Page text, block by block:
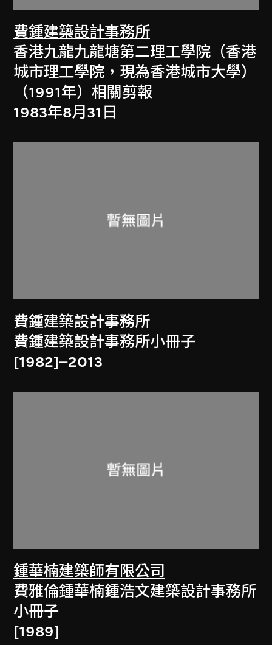
費鍾建築設計事務所
香港九龍九龍塘第二理工學院（香港
城市理工學院，現為香港城市大學）
（1991年）相關剪報
1983年8月31日
費鍾建築設計事務所
費鍾建築設計事務所小冊子
[1982]–2013
鍾華楠建築師有限公司
費雅倫鍾華楠鍾浩文建築設計事務所
小冊子
[1989]